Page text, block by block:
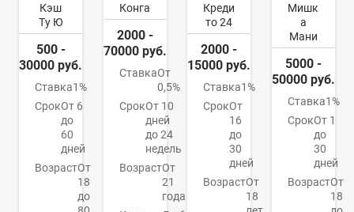
Кэш
Ту Ю
500 -
30000 руб.
Ставка1%
СрокОт 6
до
60
дней
ВозрастОт
18
до
Конга
2000 -
70000 руб.
СтавкаОт
0,5%
СрокОт 10
дней
до 24
недель
ВозрастОт
21
года
Креди
то 24
2000 -
15000 руб.
Ставка1%
СрокОт
16
до
30
дней
ВозрастОт
18
Мишк
а
Мани
5000 -
50000 руб.
Ставка1%
СрокОт 1
до
30
дней
ВозрастОт
18